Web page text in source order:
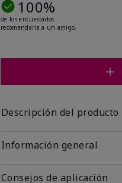
100%
de los encuestados
recomendaría a un amigo.
Descripción del producto
Información general
Consejos de aplicación